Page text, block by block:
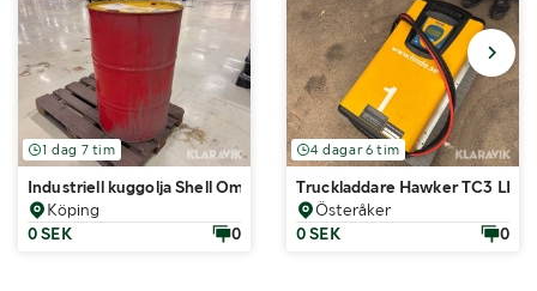
1 dag 7 tim
Industriell kuggolja Shell Omala S2 G
Köping
0 SEK
0
4 dagar 6 tim
Truckladdare Hawker TC3 LIFE
Österåker
0 SEK
0